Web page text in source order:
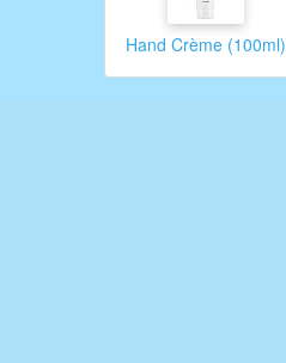
Hand Crème (100ml)